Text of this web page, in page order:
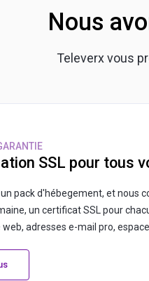
Nous
Televerx vous
SSL pour tous
pack d'hébegement, et nous
un certificat SSL pour
adresses e-mail pro,